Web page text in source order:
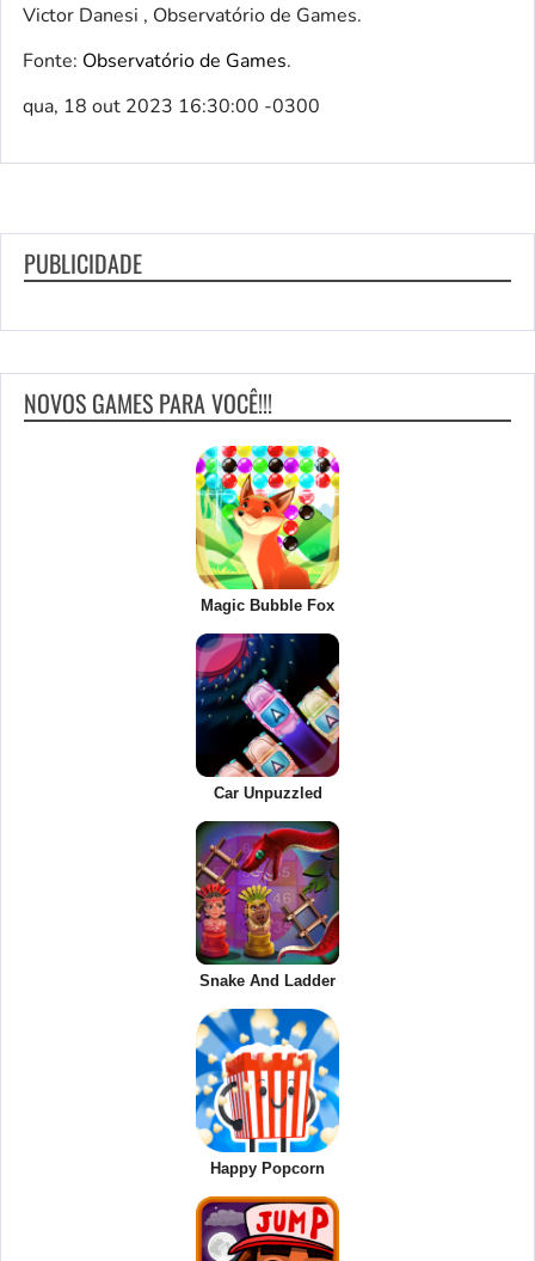
Victor Danesi , Observatório de Games.
Fonte: Observatório de Games.
qua, 18 out 2023 16:30:00 -0300
PUBLICIDADE
NOVOS GAMES PARA VOCÊ!!!
Magic Bubble Fox
Car Unpuzzled
Snake And Ladder
Happy Popcorn